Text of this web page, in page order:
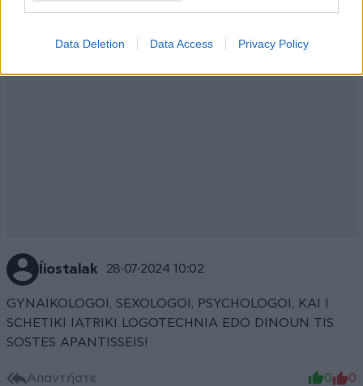
Data Deletion Data Access Privacy Policy
Íiostalak 28·07·2024 10:02
GYNAIKOLOGOI, SEXOLOGOI, PSYCHOLOGOI, KAI I
SCHETIKI IATRIKI LOGOTECHNIA EDO DINOUN TIS
SOSTES APANTISSEIS!
Απαντήστε 0 0